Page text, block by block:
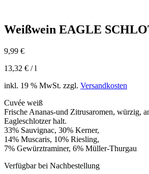
Weißwein EAGLE
9,99 €
13,32 € /l
inkl. 19 % MwSt. zzgl. Versandkosten
Cuvée weiß
Frische Ananas-und Zitrusaromen, würzig,
Eagleschlotzer halt.
33% Sauvignac, 30% Kerner,
14% Muscaris, 10% Riesling,
7% Gewürztraminer, 6% Müller-Thurgau
Verfügbar bei Nachbestellung